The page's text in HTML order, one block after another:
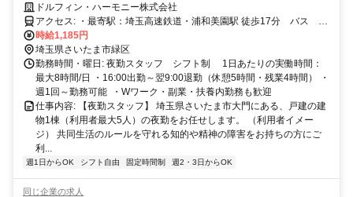
群◎ドルフィン・ハーモニー株式会社
アクセス: ・最寄駅：埼玉高速鉄道・浦和美園駅 徒歩17分 バス 美
園郵便局 徒歩1分（１５ｍ） 「バス停目の前！主要路線の上り下り
が利用可能で、毎日の通勤がスムーズです。」 ・車通勤：可（無
料） ・自転車：可（駐輪スペースあり）
時給1,185円
埼玉県さいたま市緑区
勤務時間・曜日: 夜勤スタッフ シフト制 1日あたりの実働時間：
最大8時間/日 ・16:00出勤～翌9:00退勤（休憩5時間・残業4時間） ・
週1回～勤務可能 ・Wワーク・副業・扶養内勤務も歓迎
仕事内容: 【夜勤スタッフ】 埼玉県さいたま市大門にある、戸建の建
物1棟（利用者最大5人）の夜勤をお任せします。 （利用者イメー
ジ） 共同生活のルールを守れる知的や精神の障害をお持ちの方にご
利...
週1日からOK シフト自由 固定時間制 週2・3日からOK
同じ企業の求人